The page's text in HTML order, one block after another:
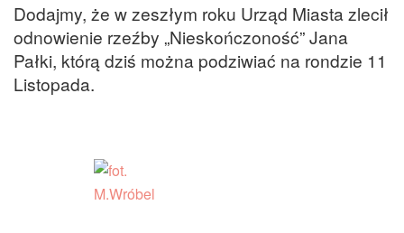
Dodajmy, że w zeszłym roku Urząd Miasta zlecił
odnowienie rzeźby „Nieskończoność” Jana
Pałki, którą dziś można podziwiać na rondzie 11
Listopada.